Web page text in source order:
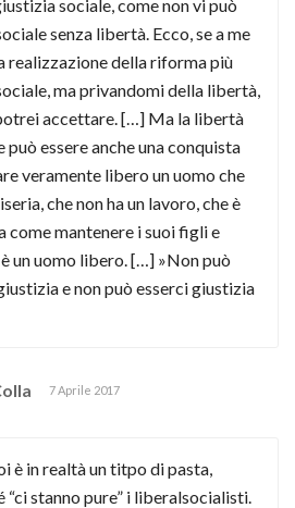
sociale, come non vi può
senza libertà. Ecco, se a me
realizzazione della riforma più
ma privandomi della libertà,
accettare. […] Ma la libertà
essere anche una conquista
veramente libero un uomo che
che non ha un lavoro, che è
come mantenere i suoi figli e
un uomo libero. […] »Non può
e non può esserci giustizia
7 Aprile 2017
è in realtà un titpo di pasta,
“ci stanno pure” i liberalsocialisti.